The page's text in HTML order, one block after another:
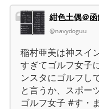
紺色土偶＠
@navydoguu
稲村亜美は神スイ
すぎてゴルフ女子
ンスタにゴルフし
と言うか、スポー
ゴルフ女子 #す・